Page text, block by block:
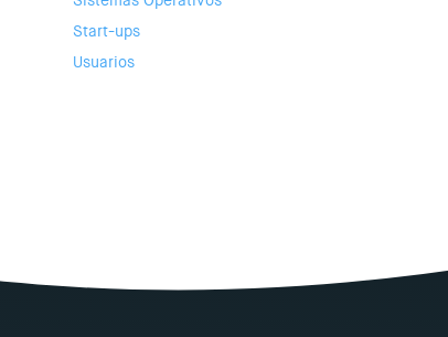
Start-ups
Usuarios